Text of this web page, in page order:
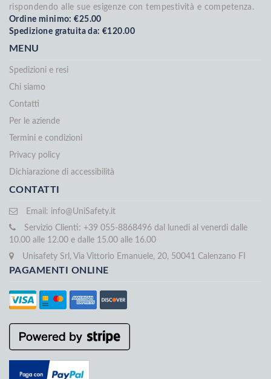
rispondendo alle sue esigenze con tempestività e competenza.
Ordine minimo: €25.00
Spedizione gratuita da: €120.00
MENU
Spedizioni e resi
Chi siamo
Contatti
Per le aziende
Termini e condizioni
Privacy policy
Dichiarazione di accessibilità
CONTATTI
Email: info@UniSafety.it
Servizio Clienti: +39 055-8868496 dal lunedi al venerdi dalle
10.00 alle 12.00 e dalle 15.00 alle 16.00
Unisafety Srl, Via Vittorio Emanuele, 20, 50041 Calenzano FI
PAGAMENTI ONLINE